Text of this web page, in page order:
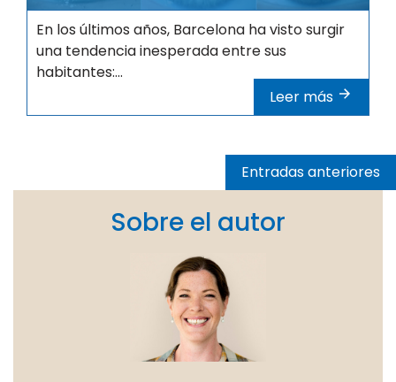
En los últimos años, Barcelona ha visto surgir
una tendencia inesperada entre sus
habitantes:...
Leer más
de
entradas
Entradas anteriores
Sobre el autor